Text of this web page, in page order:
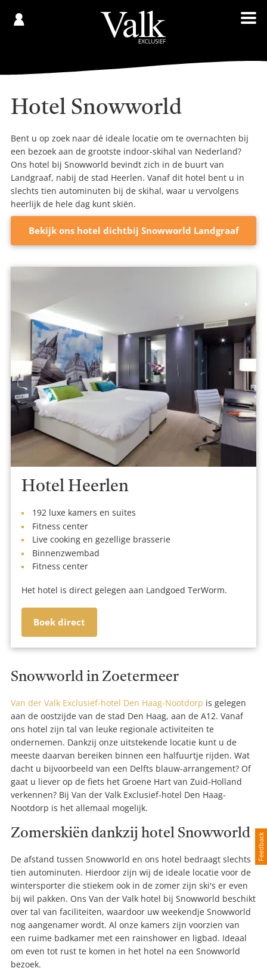
Hotel Snowworld
Bent u op zoek naar dé ideale locatie om te overnachten bij
een bezoek aan de grootste indoor-skihal van Nederland?
Ons hotel bij Snowworld bevindt zich in de buurt van
Landgraaf, nabij de stad Heerlen. Vanaf dit hotel bent u in
slechts tien autominuten bij de skihal, waar u vervolgens
heerlijk de hele dag kunt skiën.
Bekijk ons hotel dichtbij Snowworld Landgraaf
Hotel Heerlen
192 luxe kamers en suites
Fitness center
Live cooking en gezellige brasserie
Binnenzwembad
Fitness center
Het hotel is direct gelegen aan Landgoed TerWorm.
Boek direct
Snowworld in Zoetermeer
Van der Valk Exclusief-hotel Den Haag-Nootdorp is gelegen
aan de oostzijde van de stad Den Haag, aan de A12. Vanaf
ons hotel zijn tal van leuke regionale activiteiten te
ondernemen. Dankzij onze uitstekende locatie kunt u de
meeste daarvan bereiken binnen een halfuurtje rijden. Wat
dacht u bijvoorbeeld van een Delfts blauw-arrangement? Of
gaat u liever op de fiets het Groene Hart van Zuid-Holland
verkennen? Bij Van der Valk Exclusief-hotel Den Haag-
Nootdorp is het allemaal mogelijk.
Zomerskiën dankzij hotel Snowworld
De afstand tussen Snowworld en ons hotel bedraagt slechts
tien autominuten. Hierdoor zijn wij de ideale locatie voor de
wintersporter die stiekem ook in de zomer zijn ski's er even
bij wil pakken. Ons Van der Valk hotel bij Snowworld beschikt
over tal van faciliteiten, waardoor uw weekendje Snowworld
nog aangenamer wordt. Al onze kamers zijn voorzien van
een ruime badkamer met een rainshower en ligbad. Ideaal
om even tot rust te komen in het hotel na een Snowworld
bezoek.
Feedback